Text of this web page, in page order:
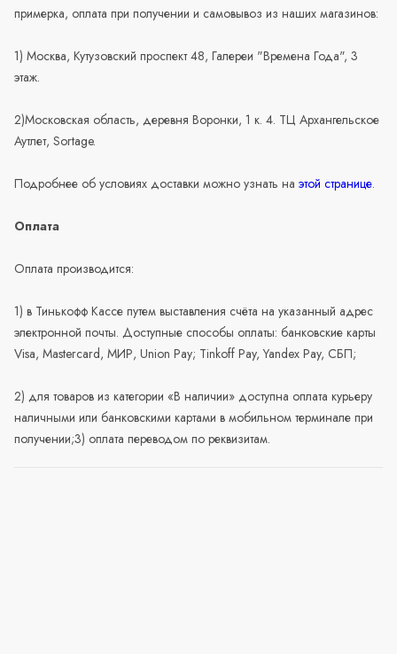
примерка, оплата при получении и самовывоз из наших магазинов:
1) Москва, Кутузовский проспект 48, Галереи "Времена Года", 3
этаж.
2)Московская область, деревня Воронки, 1 к. 4. ТЦ Архангельское
Аутлет, Sortage.
Подробнее об условиях доставки можно узнать на этой странице.
Оплата
Оплата производится:
1) в Тинькофф Кассе путем выставления счёта на указанный адрес
электронной почты. Доступные способы оплаты: банковские карты
Visa, Mastercard, МИР, Union Pay; Tinkoff Pay, Yandex Pay, СБП;
2) для товаров из категории «В наличии» доступна оплата курьеру
наличными или банковскими картами в мобильном терминале при
получении;3) оплата переводом по реквизитам.